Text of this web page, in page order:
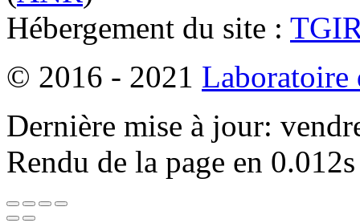
Hébergement du site :
© 2016 - 2021 Laboratoire
Dernière mise à jour:
Rendu de la page en 0.012s